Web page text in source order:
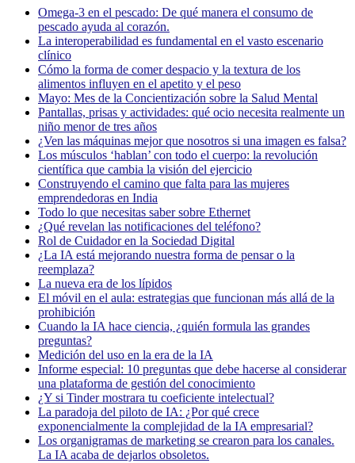
Omega-3 en el pescado: De qué manera el consumo de
pescado ayuda al corazón.
La interoperabilidad es fundamental en el vasto escenario
clínico
Cómo la forma de comer despacio y la textura de los
alimentos influyen en el apetito y el peso
Mayo: Mes de la Concientización sobre la Salud Mental
Pantallas, prisas y actividades: qué ocio necesita realmente un
niño menor de tres años
¿Ven las máquinas mejor que nosotros si una imagen es falsa?
Los músculos ‘hablan’ con todo el cuerpo: la revolución
científica que cambia la visión del ejercicio
Construyendo el camino que falta para las mujeres
emprendedoras en India
Todo lo que necesitas saber sobre Ethernet
¿Qué revelan las notificaciones del teléfono?
Rol de Cuidador en la Sociedad Digital
¿La IA está mejorando nuestra forma de pensar o la
reemplaza?
La nueva era de los lípidos
El móvil en el aula: estrategias que funcionan más allá de la
prohibición
Cuando la IA hace ciencia, ¿quién formula las grandes
preguntas?
Medición del uso en la era de la IA
Informe especial: 10 preguntas que debe hacerse al considerar
una plataforma de gestión del conocimiento
¿Y si Tinder mostrara tu coeficiente intelectual?
La paradoja del piloto de IA: ¿Por qué crece
exponencialmente la complejidad de la IA empresarial?
Los organigramas de marketing se crearon para los canales.
La IA acaba de dejarlos obsoletos.